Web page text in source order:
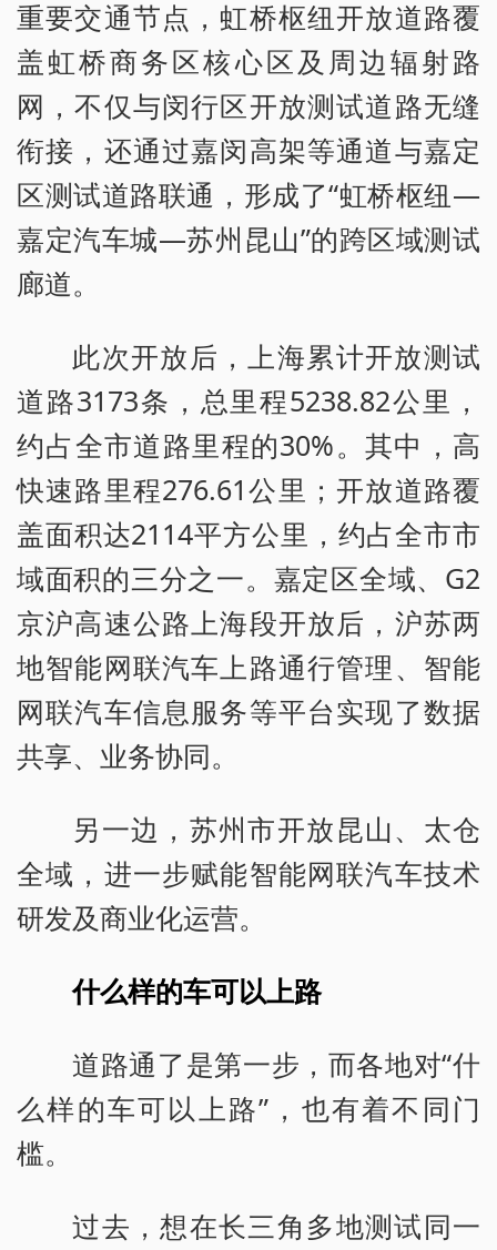
重要交通节点，虹桥枢纽开放道路覆
盖虹桥商务区核心区及周边辐射路
网，不仅与闵行区开放测试道路无缝
衔接，还通过嘉闵高架等通道与嘉定
区测试道路联通，形成了“虹桥枢纽—
嘉定汽车城—苏州昆山”的跨区域测试
廊道。
此次开放后，上海累计开放测试
道路3173条，总里程5238.82公里，
约占全市道路里程的30%。其中，高
快速路里程276.61公里；开放道路覆
盖面积达2114平方公里，约占全市市
域面积的三分之一。嘉定区全域、G2
京沪高速公路上海段开放后，沪苏两
地智能网联汽车上路通行管理、智能
网联汽车信息服务等平台实现了数据
共享、业务协同。
另一边，苏州市开放昆山、太仓
全域，进一步赋能智能网联汽车技术
研发及商业化运营。
什么样的车可以上路
道路通了是第一步，而各地对“什
么样的车可以上路”，也有着不同门
槛。
过去，想在长三角多地测试同一